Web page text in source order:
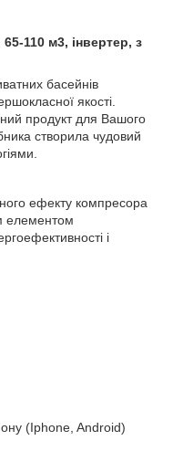
110 м3, інвертер, з
басейнів
якості.
продукт для Вашого
створила чудовий
ефекту компресора
елементом
і
(Iphone, Android)